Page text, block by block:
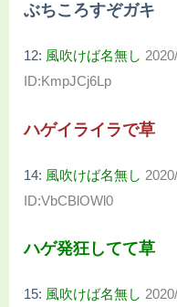
ぶちころすぞガキ
12: 風吹けば名無し
ID:KmpJCj6Lp
ハゲイライラで草
14: 風吹けば名無し
ID:VbCBlOWl0
ハゲ発狂してて草
15: 風吹けば名無し